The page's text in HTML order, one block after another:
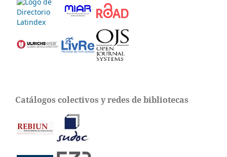
Catálogos colectivos y redes de bibliotecas